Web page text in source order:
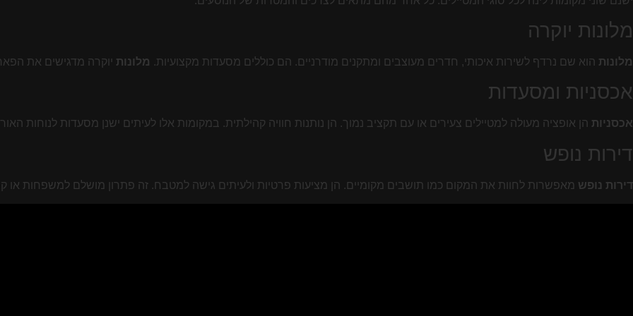
מלונות יוקרה
מלונות הוא שם נרדף לשירות איכותי, חדרים מעוצבים ומתקנים מודרניים. הם כוללים מסעדות מקצועיות. מלונות יוקרה מדגישים את
אכסניות ומסעדות
אכסניות הן אופציה מעולה למטיילים צעירים או עם תקציב נמוך. הן נותנות חוויה קהילתית. במקומות אלו לעיתים ישנן מסעדות לנוחות
דירות נופש
דירות נופש מאפשרות לחוות את המקום כמו תושבים מקומיים. הן מציעות פרטיות ולעיתים גישה למטבח. זה פתרון מושלם למשפחות